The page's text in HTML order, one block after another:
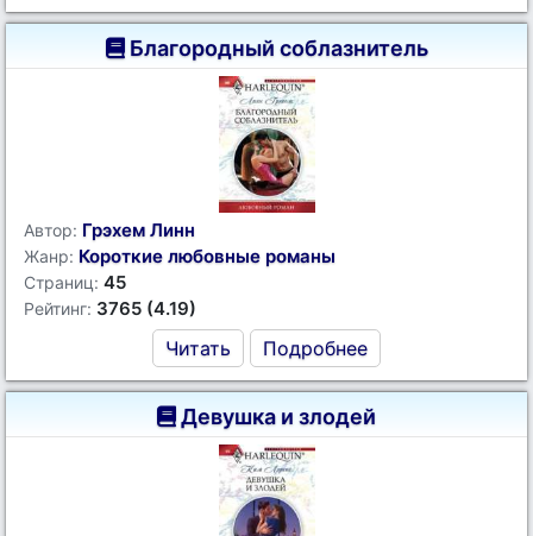
Благородный соблазнитель
Автор: Грэхем Линн
Жанр: Короткие любовные романы
Страниц: 45
Рейтинг: 3765 (4.19)
Читать Подробнее
Девушка и злодей